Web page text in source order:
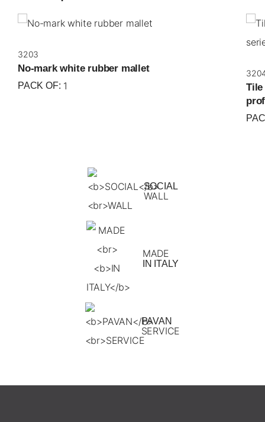
3203
No-mark white rubber mallet
PACK OF: 1
SOCIAL
WALL
MADE
IN ITALY
PAVAN
SERVICE